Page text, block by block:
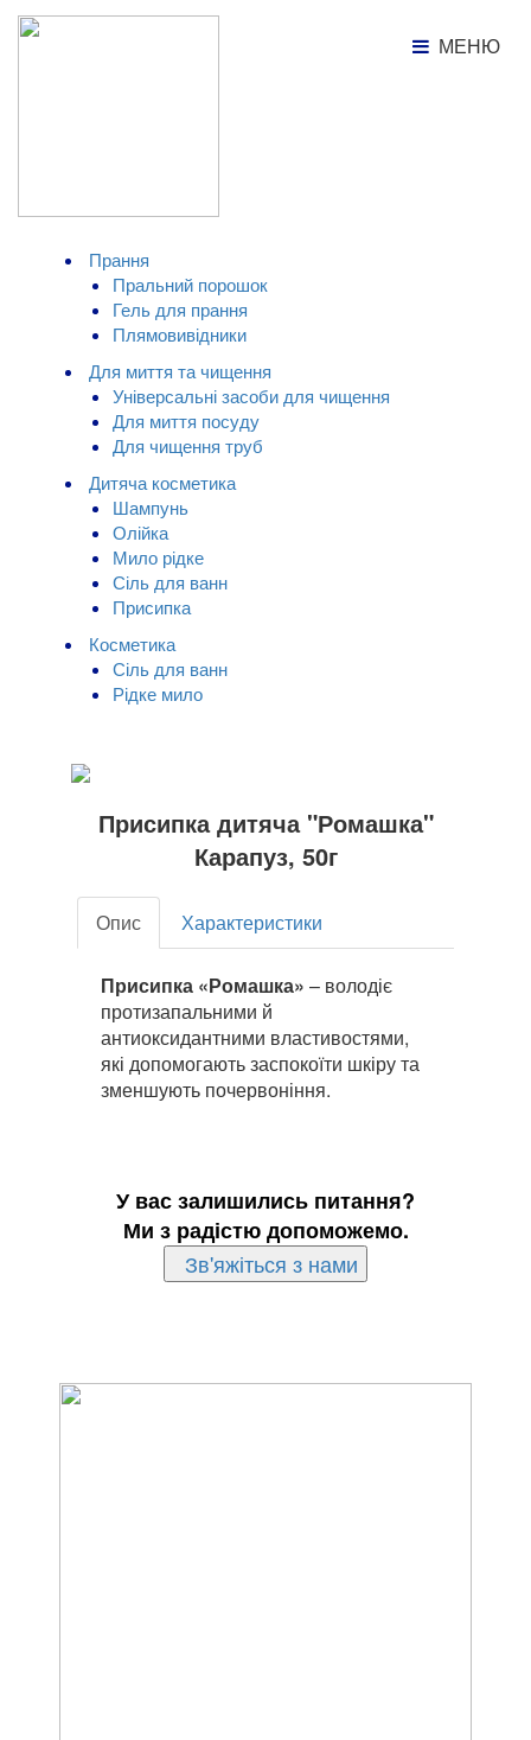
МЕНЮ
МЕНЮ
КАТАЛОГ ТОВАРІВ
Прання
Пральний порошок
Гель для прання
Плямовивідники
Для миття та чищення
Універсальні засоби для чищення
Для миття посуду
Для чищення труб
Дитяча косметика
Шампунь
Олійка
Мило рідке
Сіль для ванн
Присипка
Косметика
Сіль для ванн
Рідке мило
Присипка дитяча "Ромашка"
Карапуз, 50г
Опис Характеристики
Присипка «Ромашка» – володіє
протизапальними й
антиоксидантними властивостями,
які допомогають заспокоїти шкіру та
зменшують почервоніння.
У вас залишились питання?
Ми з радістю допоможемо.
Зв'яжіться з нами